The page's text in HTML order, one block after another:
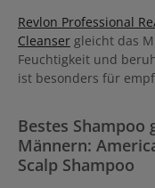
Revlon Professional
Cleanser gleicht das
Feuchtigkeit und
ist besonders für
Bestes Shampoo
Männern:
Scalp Shampoo